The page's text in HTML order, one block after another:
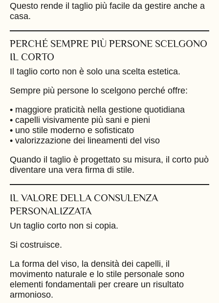
Questo rende il taglio più facile da gestire anche a
casa.
PERCHÉ SEMPRE PIÙ PERSONE SCELGONO
IL CORTO
Il taglio corto non è solo una scelta estetica.
Sempre più persone lo scelgono perché offre:
• maggiore praticità nella gestione quotidiana
• capelli visivamente più sani e pieni
• uno stile moderno e sofisticato
• valorizzazione dei lineamenti del viso
Quando il taglio è progettato su misura, il corto può
diventare una vera firma di stile.
IL VALORE DELLA CONSULENZA
PERSONALIZZATA
Un taglio corto non si copia.
Si costruisce.
La forma del viso, la densità dei capelli, il
movimento naturale e lo stile personale sono
elementi fondamentali per creare un risultato
armonioso.